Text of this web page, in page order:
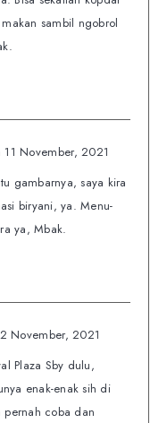
sambil ngobrol
11 November, 2021
gambarnya, saya kira
biryani, ya. Menu-
ya, Mbak.
November, 2021
Plaza Sby dulu,
enak-enak sih di
coba dan